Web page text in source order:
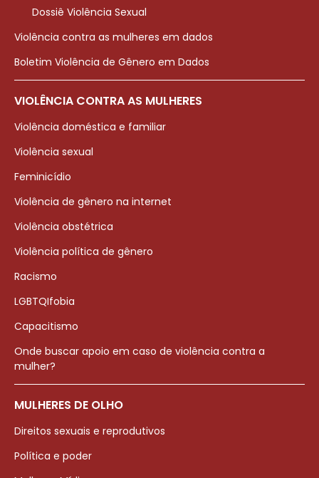
Dossiê Violência Sexual
Violência contra as mulheres em dados
Boletim Violência de Gênero em Dados
VIOLÊNCIA CONTRA AS MULHERES
Violência doméstica e familiar
Violência sexual
Feminicídio
Violência de gênero na internet
Violência obstétrica
Violência política de gênero
Racismo
LGBTQIfobia
Capacitismo
Onde buscar apoio em caso de violência contra a
mulher?
MULHERES DE OLHO
Direitos sexuais e reprodutivos
Política e poder